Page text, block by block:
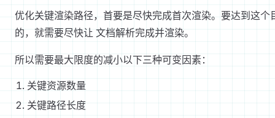
优化关键渲染路径，首要是尽快完成首次渲染。要达到这个
的，就需要尽快让 文档解析完成并渲染。
所以需要最大限度的减小以下三种可变因素：
关键资源数量
关键路径长度